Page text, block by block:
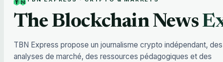
The Blockchain News
TBN Express propose un journalisme crypto indépendant, des
analyses de marché, des ressources pédagogiques et des